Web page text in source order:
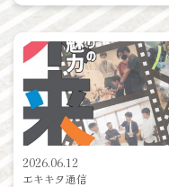
2026.06.12
エキキタ通信